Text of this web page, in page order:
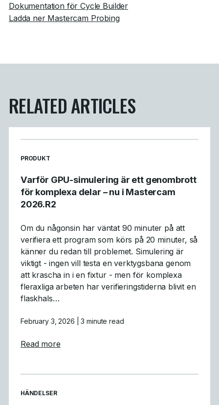
Dokumentation för Cycle Builder
Ladda ner Mastercam Probing
RELATED ARTICLES
READ MORE ARTICLES ABOUT
PRODUKT
Varför GPU-simulering är ett genombrott
för komplexa delar – nu i Mastercam
2026.R2
Om du någonsin har väntat 90 minuter på att
verifiera ett program som körs på 20 minuter, så
känner du redan till problemet. Simulering är
viktigt - ingen vill testa en verktygsbana genom
att krascha in i en fixtur - men för komplexa
fleraxliga arbeten har verifieringstiderna blivit en
flaskhals…
February 3, 2026 | 3 minute read
Read moreabout Varför GPU-simulering är ett
READ MORE ARTICLES ABOUT
HÄNDELSER